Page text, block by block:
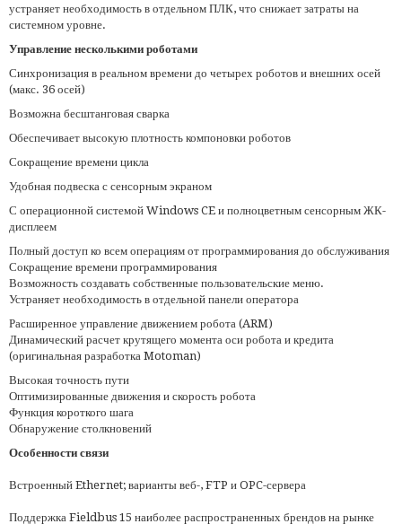
устраняет необходимость в отдельном ПЛК, что снижает затраты на
системном уровне.
Управление несколькими роботами
Синхронизация в реальном времени до четырех роботов и внешних осей
(макс. 36 осей)
Возможна бесштанговая сварка
Обеспечивает высокую плотность компоновки роботов
Сокращение времени цикла
Удобная подвеска с сенсорным экраном
С операционной системой Windows CE и полноцветным сенсорным ЖК-
дисплеем
Полный доступ ко всем операциям от программирования до обслуживания
Сокращение времени программирования
Возможность создавать собственные пользовательские меню.
Устраняет необходимость в отдельной панели оператора
Расширенное управление движением робота (ARM)
Динамический расчет крутящего момента оси робота и кредита
(оригинальная разработка Motoman)
Высокая точность пути
Оптимизированные движения и скорость робота
Функция короткого шага
Обнаружение столкновений
Особенности связи
Встроенный Ethernet; варианты веб-, FTP и OPC-сервера
Поддержка Fieldbus 15 наиболее распространенных брендов на рынке